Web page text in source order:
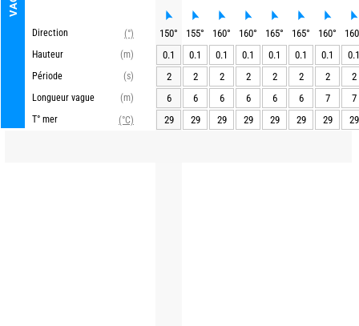
Direction
(°)
Hauteur
(m)
Période
(s)
Longueur vague
(m)
T° mer
(°C)
150° 155° 160° 160° 165° 165° 160°
160
0.1
0.1 0.1 0.1 0.1 0.1 0.1
0.1
2
2 2 2 2 2 2
2
6
6 6 6 6 6 7
7
29
29 29 29 29 29 29 29